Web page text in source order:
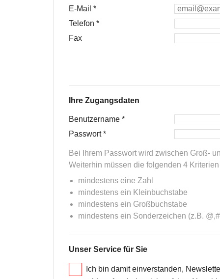
E-Mail *
Telefon *
Fax
Ihre Zugangsdaten
Benutzername *
Passwort*
Bei Ihrem Passwort wird zwischen Groß-
Weiterhin müssen die folgenden 4
mindestens eine Zahl
mindestens ein Kleinbuchstabe
mindestens ein Großbuchstabe
mindestens ein Sonderzeichen (z.B.
Unser Service für Sie
Ich bin damit einverstanden,